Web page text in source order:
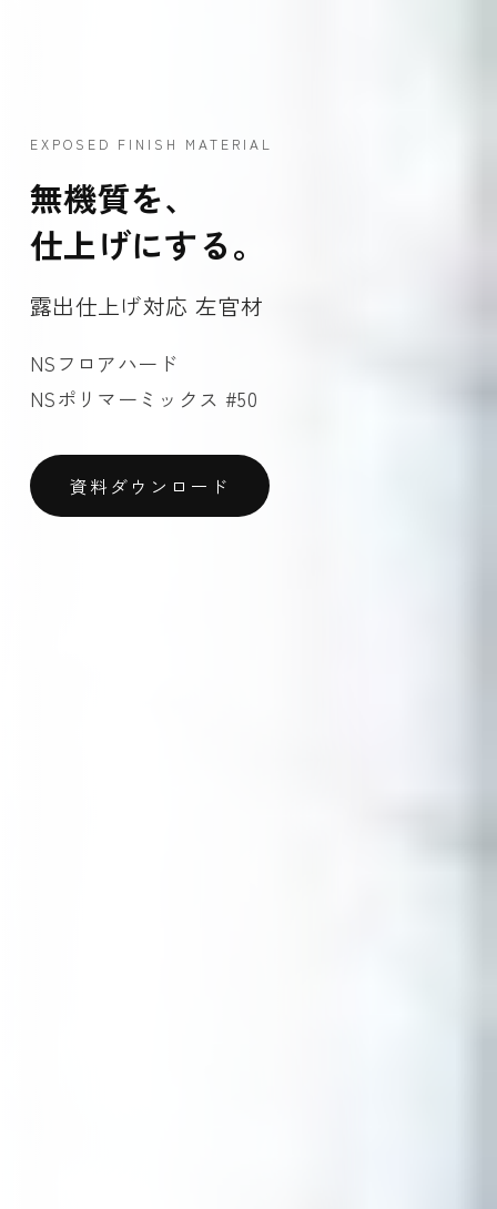
EXPOSED FINISH MATERIAL
無機質を、
仕上げにする。
露出仕上げ対応 左官材
NSフロアハード
NSポリマーミックス #50
資料ダウンロード